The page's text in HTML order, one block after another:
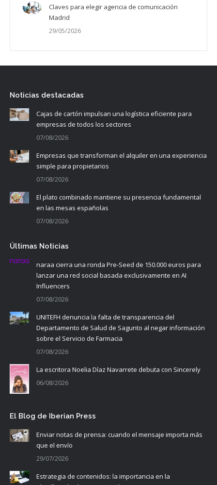
Claves para elegir agencia de comunicación
Madrid
29/05/2026
Noticias destacadas
Cajas de cartón impulsan una logística eficiente para
empresas de todos los sectores
07/08/2026
Empresas que transforman el alquiler en una experiencia
simple para propietarios
07/08/2026
El plato combinado mantiene su presencia fundamental
en las mesas españolas
07/08/2026
Últimas Noticias
naraa cierra una ronda Pre-Seed de 150.000 euros para
lanzar una red social basada exclusivamente en AI
Influencers
07/08/2026
UNITEFH denuncia la falta de transparencia del
Departamento de Salud de Sagunto al negar información
sobre el Servicio de Farmacia
07/08/2026
La escritora Noelia Díaz Navarrete debuta con Sincerely
06/08/2026
El Blog de Iberian Press
Enviar notas de prensa: cuando el mensaje importa más
que el envío
29/07/2026
Estrategia de contenidos: la importancia en la